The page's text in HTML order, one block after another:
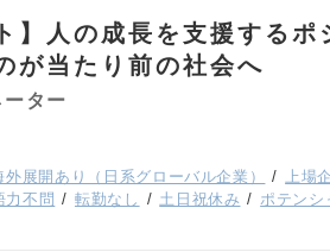
】人の成長を支援するポ
が当たり前の社会へ
ター
外展開あり（日系グローバル企業） 上場
力不問 転勤なし 土日祝休み
ポテンシ